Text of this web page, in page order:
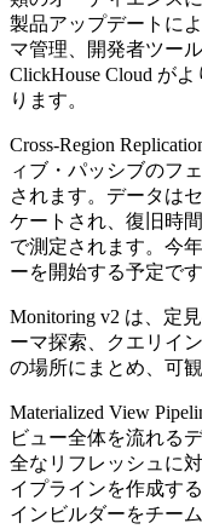
製品アップデートに
マ管理、開発者ツー
ClickHouse Cloud が
ります。
Cross-Region
ィブ・パッシブのフ
されます。データは
ケートされ、復旧時
で測定されます。今
ーを開始する予定です
Monitoring v2 は、定
ーマ探索、クエリイ
の場所にまとめ、可
Materialized View
ビュー全体を流れる
全なリフレッシュに
イプラインを作成す
インビルダーをチー